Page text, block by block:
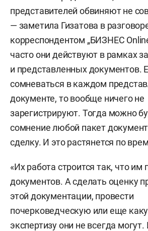
представителей обвиняют не
— заметила Гизатова в
корреспондентом „БИЗНЕС
часто они действуют в рамках
и представленных документов.
сомневаться в каждом
документе, то вообще ничего не
зарегистрируют. Тогда можно
сомнение любой пакет
сделку. И это растянется по
«Их работа строится так, что им
документов. А сделать оценку
этой документации, провести
почерковедческую или еще
экспертизу они не всегда